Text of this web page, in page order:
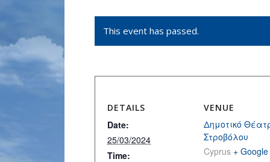
This event has passed.
DETAILS
Date:
25/03/2024
Time:
VENUE
Δημοτικό
Στροβόλου
Cyprus +